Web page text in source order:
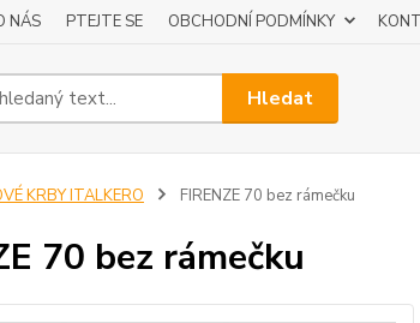
NÁS PTEJTE SE OBCHODNÍ PODMÍNKY
Hledat
KRBY ITALKERO FIRENZE 70 bez rámečku
70 bez rámečku